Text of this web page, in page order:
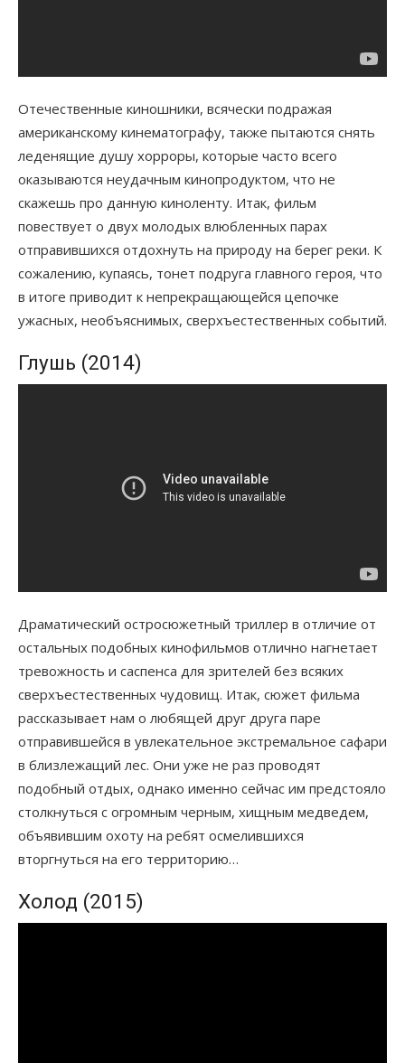
Отечественные киношники, всячески подражая
американскому кинематографу, также пытаются снять
леденящие душу хорроры, которые часто всего
оказываются неудачным кинопродуктом, что не
скажешь про данную киноленту. Итак, фильм
повествует о двух молодых влюбленных парах
отправившихся отдохнуть на природу на берег реки. К
сожалению, купаясь, тонет подруга главного героя, что
в итоге приводит к непрекращающейся цепочке
ужасных, необъяснимых, сверхъестественных событий.
Глушь (2014)
Драматический остросюжетный триллер в отличие от
остальных подобных кинофильмов отлично нагнетает
тревожность и саспенса для зрителей без всяких
сверхъестественных чудовищ. Итак, сюжет фильма
рассказывает нам о любящей друг друга паре
отправившейся в увлекательное экстремальное сафари
в близлежащий лес. Они уже не раз проводят
подобный отдых, однако именно сейчас им предстояло
столкнуться с огромным черным, хищным медведем,
объявившим охоту на ребят осмелившихся
вторгнуться на его территорию…
Холод (2015)